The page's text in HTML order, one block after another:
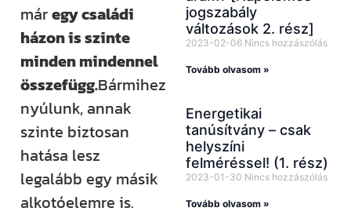
máregy családi
házon is szinte
minden mindennel
összefügg.Bármihez
nyúlunk, annak
szinte biztosan
hatása lesz
legalább egy másik
alkotóelemre is.
jogszabály
változások 2. rész]
2023-02-06 Nincs hozzászólás
Tovább olvasom »
Energetikai
tanúsítvány – csak
helyszíni
felméréssel! (1. rész)
2023-01-30 Nincs hozzászólás
Tovább olvasom »